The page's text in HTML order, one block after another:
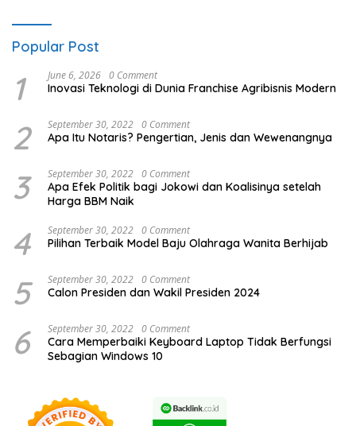
Popular Post
1 June 6, 2026 0 Comment
Inovasi Teknologi di Dunia Franchise Agribisnis Modern
2 September 30, 2022 0 Comment
Apa Itu Notaris? Pengertian, Jenis dan Wewenangnya
3 September 30, 2022 0 Comment
Apa Efek Politik bagi Jokowi dan Koalisinya setelah
Harga BBM Naik
4 September 30, 2022 0 Comment
Pilihan Terbaik Model Baju Olahraga Wanita Berhijab
5 September 30, 2022 0 Comment
Calon Presiden dan Wakil Presiden 2024
6 September 30, 2022 0 Comment
Cara Memperbaiki Keyboard Laptop Tidak Berfungsi
Sebagian Windows 10